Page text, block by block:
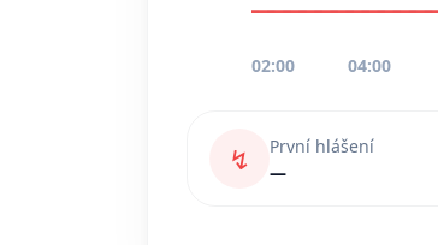
02:00 04:00
↯
První hlášení
—